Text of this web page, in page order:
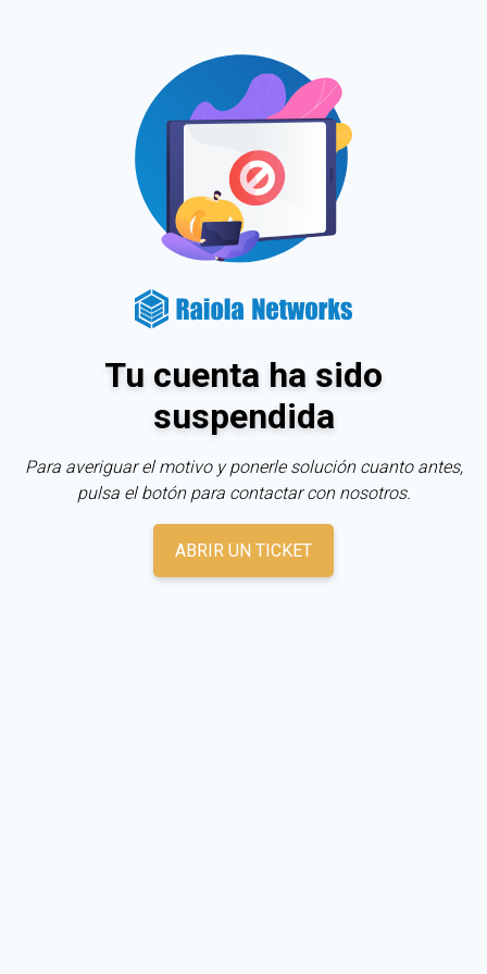
Tu cuenta ha sido
suspendida
Para averiguar el motivo y ponerle solución cuanto antes,
pulsa el botón para contactar con nosotros.
ABRIR UN TICKET